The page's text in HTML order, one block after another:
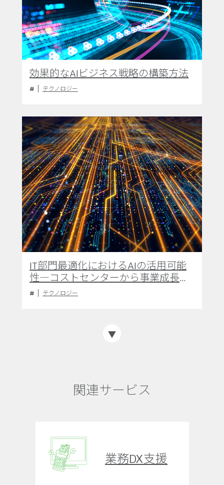
効果的なAIビジネス戦略の構築方法
テクノロジー
IT部門最適化におけるAIの活用可能
性―コストセンターから事業成長の
推進役へ
テクノロジー
関連サービス
業務DX支援